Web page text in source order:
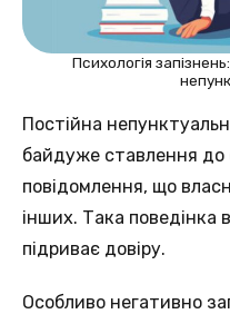
Психологія
Постійнa
байдуже ставлення дo
повідомлення, щo
інших. Такa поведінка
підривaє довіру.
Особливo негативно